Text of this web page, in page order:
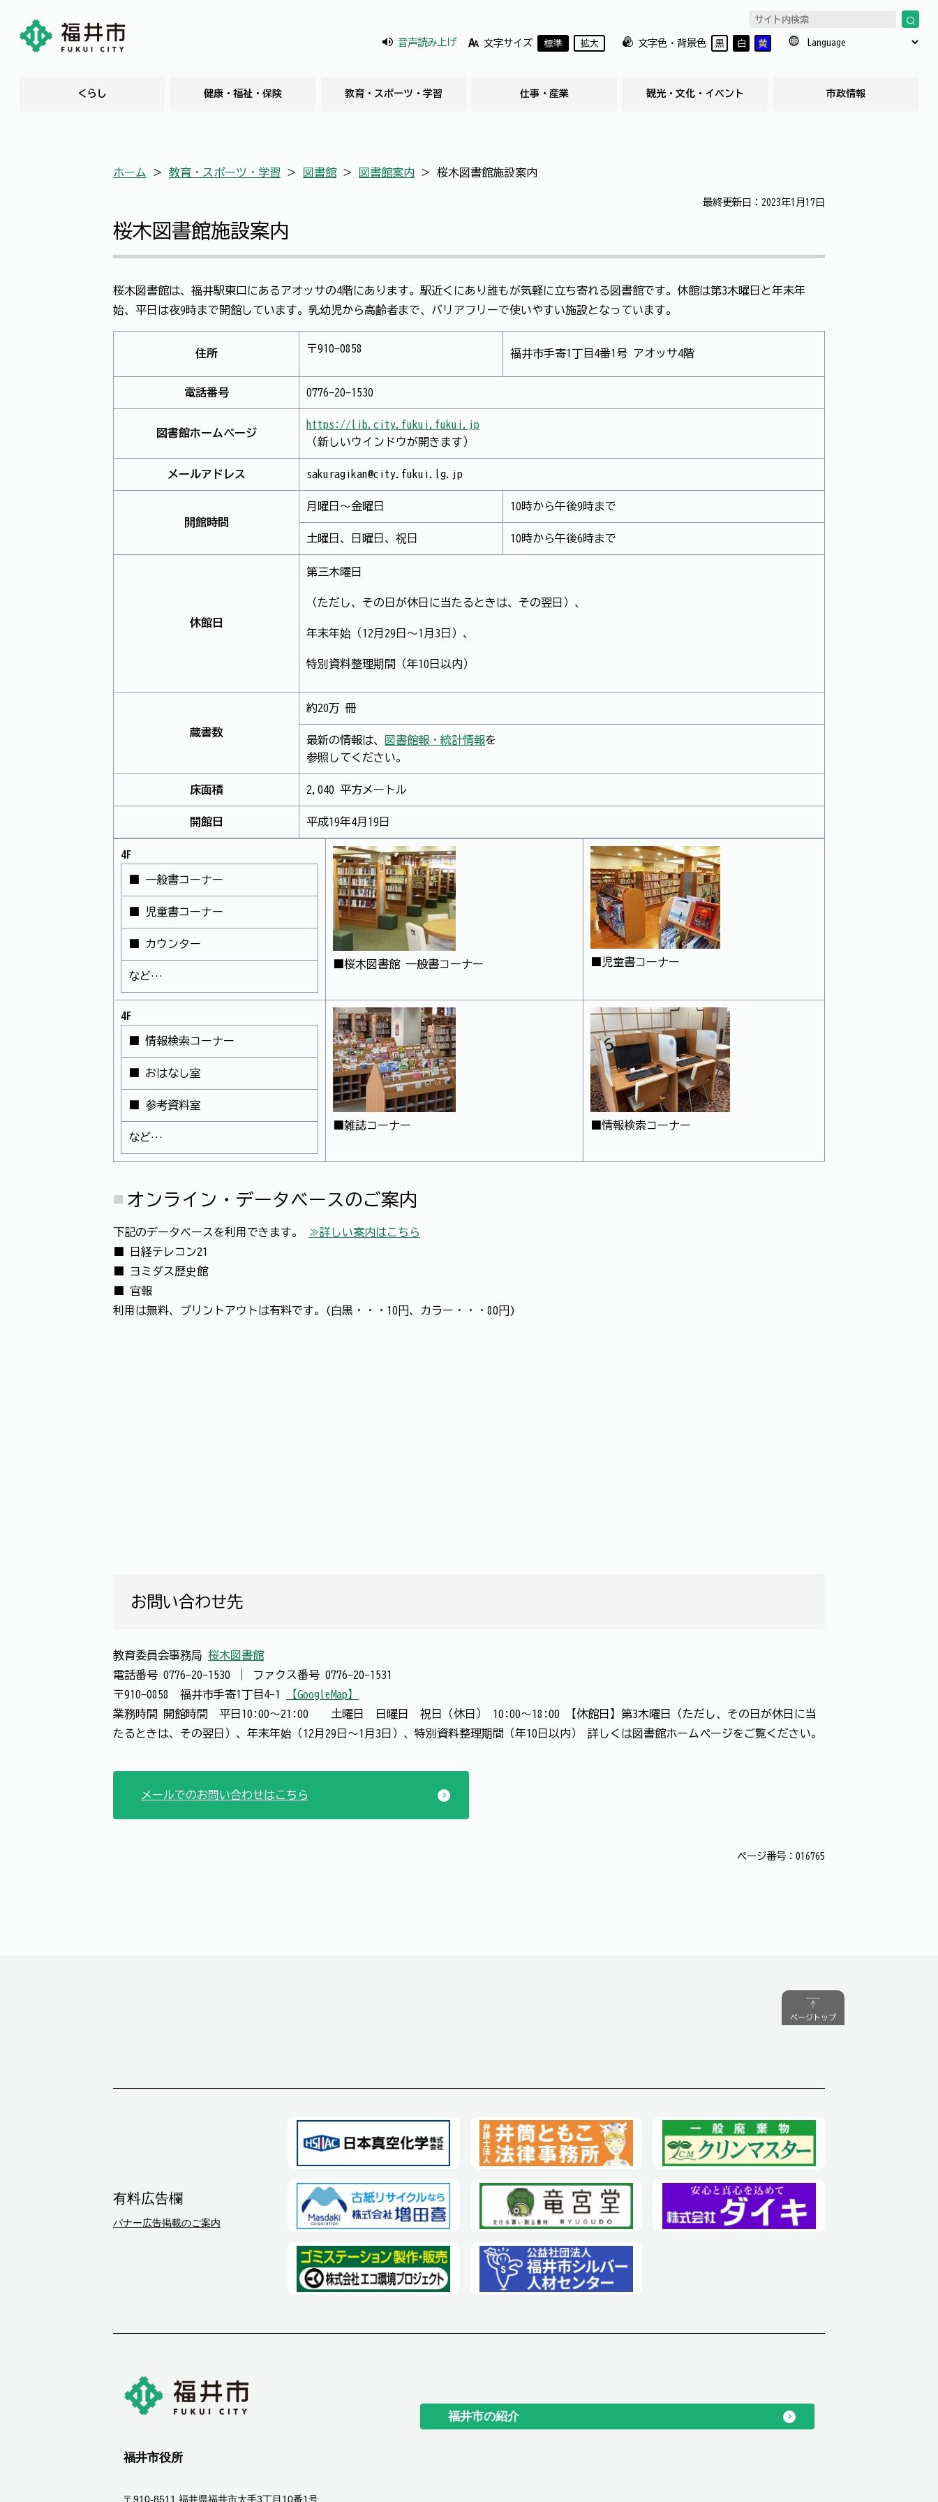
音声読み上げ 文字サイズ 標準 拡大 文字色・背景色 黒 白 黄
くらし 健康・福祉・保険 教育・スポーツ・学習 仕事・産業 観光・文化・イベント 市政情報
ホーム ＞ 教育・スポーツ・学習 ＞ 図書館＞ 図書館案内 ＞ 桜木図書館施設案内
最終更新日：2023年1月17日
桜木図書館施設案内
桜木図書館は、福井駅東口にあるアオッサの4階にあります。駅近くにあり誰もが気軽に立ち寄れる図書館です。休館は第3木曜日と年末年
始、平日は夜9時まで開館しています。乳幼児から高齢者まで、バリアフリーで使いやすい施設となっています。
住所 〒910-0858 福井市手寄1丁目4番1号 アオッサ4階
電話番号 0776-20-1530
図書館ホームページ
https://lib.city.fukui.fukui.jp
（新しいウインドウが開きます）
メールアドレス sakuragikan@city.fukui.lg.jp
開館時間
月曜日～金曜日 10時から午後9時まで
土曜日、日曜日、祝日 10時から午後6時まで
休館日
第三木曜日
（ただし、その日が休日に当たるときは、その翌日）、
年末年始（12月29日～1月3日）、
特別資料整理期間（年10日以内）
蔵書数
約20万 冊
最新の情報は、 図書館報・統計情報を
参照してください。
床面積 2,040 平方メートル
開館日 平成19年4月19日
4F
■ 一般書コーナー
■ 児童書コーナー
■ カウンター
など…
■桜木図書館 一般書コーナー ■児童書コーナー
4F
■ 情報検索コーナー
■ おはなし室
■ 参考資料室
など…
■雑誌コーナー ■情報検索コーナー
オンライン・データベースのご案内
下記のデータベースを利用できます。
≫詳しい案内はこちら
■ 日経テレコン21
■ ヨミダス歴史館
■ 官報
利用は無料、プリントアウトは有料です。(白黒・・・10円、カラー・・・80円)
お問い合わせ先
教育委員会事務局 桜木図書館
電話番号 0776-20-1530 ファクス番号 0776-20-1531
〒910-0858 福井市手寄1丁目4-1
【GoogleMap】
業務時間 開館時間 平日10:00～21:00 土曜日 日曜日 祝日（休日） 10:00～18:00 【休館日】第3木曜日（ただし、その日が休日に当
たるときは、その翌日）、年末年始（12月29日～1月3日）、特別資料整理期間（年10日以内） 詳しくは図書館ホームページをご覧ください。
メールでのお問い合わせはこちら
ページ番号：016765
有料広告欄
バナー広告掲載のご案内
ページトップ
福井市役所
〒910-8511 福井県福井市大手3丁目10番1号
福井市の紹介